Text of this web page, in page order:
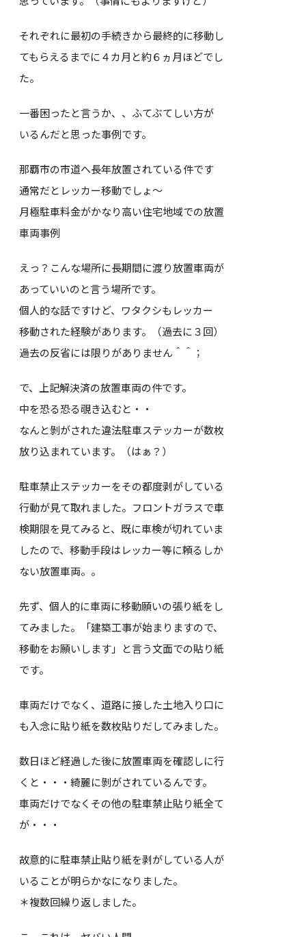
それぞれに最初の手続きから最終的に移動し
てもらえるまでに４カ月と約６ヵ月ほどでし
た。
一番困ったと言うか、、ふてぶてしい方が
いるんだと思った事例です。
那覇市の市道へ長年放置されている件です
通常だとレッカー移動でしょ～
月極駐車料金がかなり高い住宅地域での放置
車両事例
えっ？こんな場所に長期間に渡り放置車両が
あっていいのと言う場所です。
個人的な話ですけど、ワタクシもレッカー
移動された経験があります。（過去に３回）
過去の反省には限りがありません＾＾；
で、上記解決済の放置車両の件です。
中を恐る恐る覗き込むと・・
なんと剝がされた違法駐車ステッカーが数枚
放り込まれています。（はぁ？）
駐車禁止ステッカーをその都度剥がしている
行動が見て取れました。フロントガラスで車
検期限を見てみると、既に車検が切れていま
したので、移動手段はレッカー等に頼るしか
ない放置車両。。
先ず、個人的に車両に移動願いの張り紙をし
てみました。「建築工事が始まりますので、
移動をお願いします」と言う文面での貼り紙
です。
車両だけでなく、道路に接した土地入り口に
も入念に貼り紙を数枚貼りだしてみました。
数日ほど経過した後に放置車両を確認しに行
くと・・・綺麗に剝がされているんです。
車両だけでなくその他の駐車禁止貼り紙全て
が・・・
故意的に駐車禁止貼り紙を剥がしている人が
いることが明らかなになりました。
＊複数回繰り返しました。